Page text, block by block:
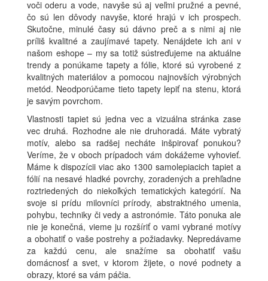
voči oderu a vode, navyše sú aj veľmi pružné a pevné,
čo sú len dôvody navyše, ktoré hrajú v ich prospech.
Skutočne, minulé časy sú dávno preč a s nimi aj nie
príliš kvalitné a zaujímavé tapety. Nenájdete ich ani v
našom eshope – my sa totiž sústreďujeme na aktuálne
trendy a ponúkame tapety a fólie, ktoré sú vyrobené z
kvalitných materiálov a pomocou najnovších výrobných
metód. Neodporúčame tieto tapety lepiť na stenu, ktorá
je savým povrchom.
Vlastnosti tapiet sú jedna vec a vizuálna stránka zase
vec druhá. Rozhodne ale nie druhoradá. Máte vybratý
motív, alebo sa radšej necháte inšpirovať ponukou?
Veríme, že v oboch prípadoch vám dokážeme vyhovieť.
Máme k dispozícii viac ako 1300 samolepiacich tapiet a
fólií na nesavé hladké povrchy, zoradených a prehľadne
roztriedených do niekoľkých tematických kategórií. Na
svoje si prídu milovníci prírody, abstraktného umenia,
pohybu, techniky či vedy a astronómie. Táto ponuka ale
nie je konečná, vieme ju rozšíriť o vami vybrané motívy
a obohatiť o vaše postrehy a požiadavky. Nepredávame
za každú cenu, ale snažíme sa obohatiť vašu
domácnosť a svet, v ktorom žijete, o nové podnety a
obrazy, ktoré sa vám páčia.